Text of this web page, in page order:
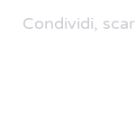
Condividi,